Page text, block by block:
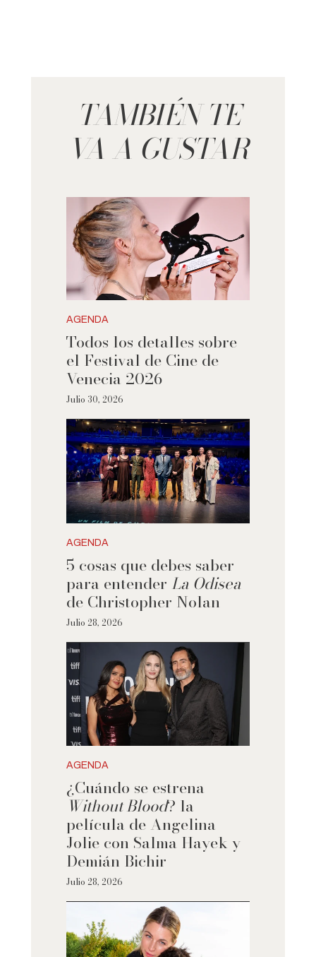
TAMBIÉN TE
VA A GUSTAR
AGENDA
Todos los detalles sobre
el Festival de Cine de
Venecia 2026
Julio 30, 2026
AGENDA
5 cosas que debes saber
para entender La Odisea
de Christopher Nolan
Julio 28, 2026
AGENDA
¿Cuándo se estrena
Without Blood? la
película de Angelina
Jolie con Salma Hayek y
Demián Bichir
Julio 28, 2026